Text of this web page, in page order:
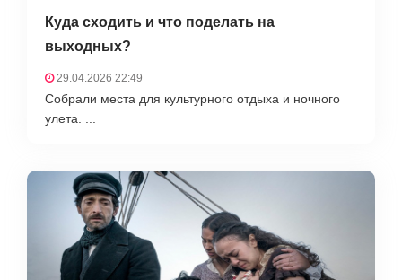
Куда сходить и что поделать на
выходных?
29.04.2026 22:49
Собрали места для культурного отдыха и ночного
улета. ...